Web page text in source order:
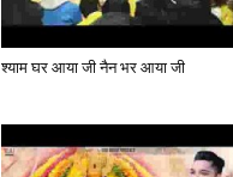
श्याम घर आया जी नैन भर आया जी